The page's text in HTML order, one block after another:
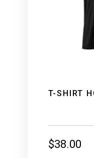
T-SHIRT
$38.00